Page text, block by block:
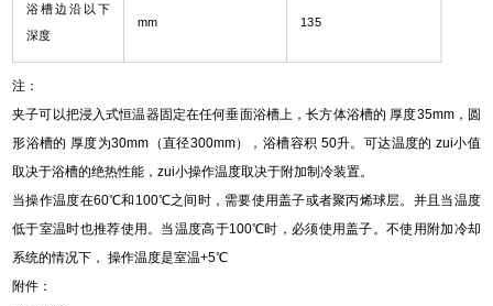
浴槽边沿以下
深度
mm 135
注：
夹子可以把浸入式恒温器固定在任何垂面浴槽上，长方体浴槽的 厚度35mm，圆
形浴槽的 厚度为30mm（直径300mm），浴槽容积 50升。可达温度的 zui小值
取决于浴槽的绝热性能，zui小操作温度取决于附加制冷装置。
当操作温度在60℃和100℃之间时，需要使用盖子或者聚丙烯球层。并且当温度
低于室温时也推荐使用。当温度高于100℃时，必须使用盖子。不使用附加冷却
系统的情况下， 操作温度是室温+5℃
附件：